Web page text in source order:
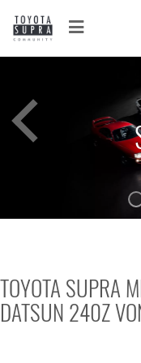
TOYOTA SUPRA
DATSUN 240Z